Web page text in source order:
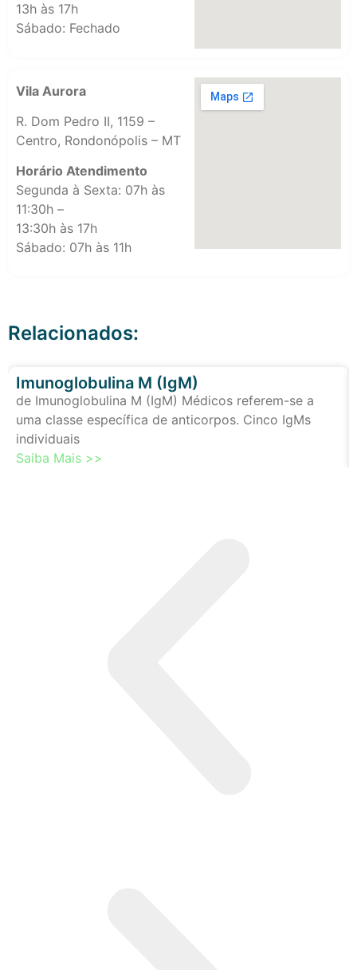
13h às 17h
Sábado: Fechado
Vila Aurora
R. Dom Pedro II, 1159 –
Centro, Rondonópolis – MT
Horário Atendimento
Segunda à Sexta: 07h às
11:30h –
13:30h às 17h
Sábado: 07h às 11h
Relacionados:
Imunoglobulina M (IgM)
de Imunoglobulina M (IgM) Médicos referem-se a
uma classe específica de anticorpos. Cinco IgMs
individuais
Saiba Mais >>